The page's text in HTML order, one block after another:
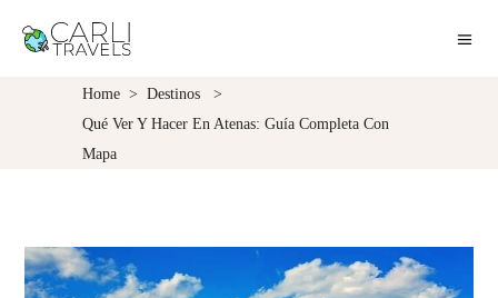
Home > Destinos
>
Qué Ver Y Hacer En Atenas: Guía Completa Con
Mapa